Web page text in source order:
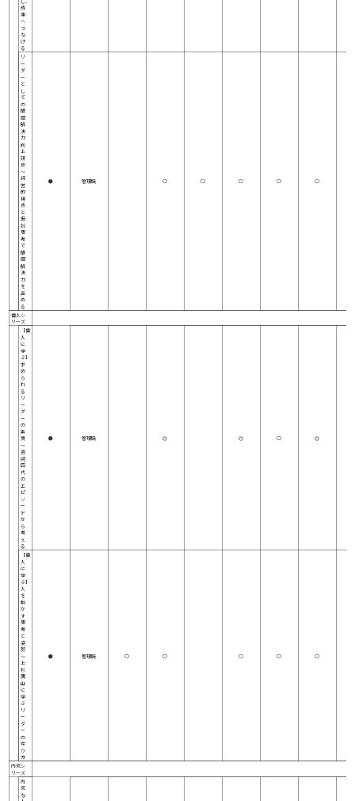
成
果
へ
つ
な
げ
る
リ
ー
ダ
ー
と
し
て
の
問
題
解
決
力
向
上
研
修
～
経
営
的
視
点
と
仮
説
思
考
で
問
題
解
決
力
を
高
め
る
● 管理職 ○ ○ ○ ○ ○
偉人シ
リーズ
【偉
人
に
学
ぶ】
求
め
ら
れ
る
リ
ー
ダ
ー
の
素
質
～
岩
崎
四
代
の
エ
ピ
ソ
ー
ド
か
ら
考
え
る
● 管理職 ◎ ◎ ○ ◎
【偉
人
に
学
ぶ】
人
を
動
か
す
思
考
と
姿
勢
～
上
杉
鷹
山
に
学
ぶ
リ
ー
ダ
ー
の
在
り
方
● 管理職 ○ ○ ○ ○ ○
内気シ
リーズ
内
気
な